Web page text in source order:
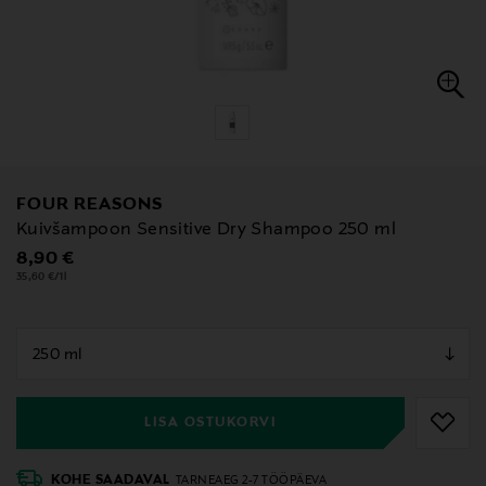
FOUR REASONS
Kuivšampoon Sensitive Dry Shampoo 250 ml
Original Price
8,90 €
35,60 €/1l
LISA OSTUKORVI
KOHE SAADAVAL TARNEAEG 2-7 TÖÖPÄEVA